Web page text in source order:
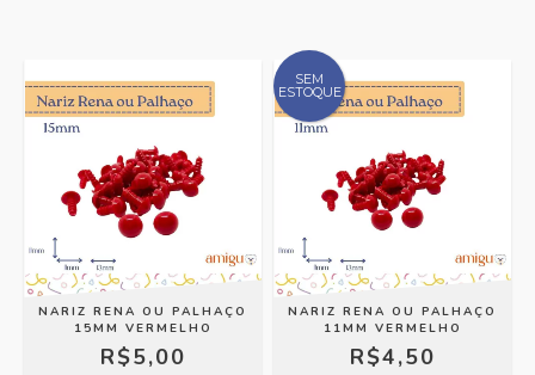
NARIZ RENA OU PALHAÇO
15MM VERMELHO
R$5,00
SEM
ESTOQUE
NARIZ RENA OU PALHAÇO
11MM VERMELHO
R$4,50